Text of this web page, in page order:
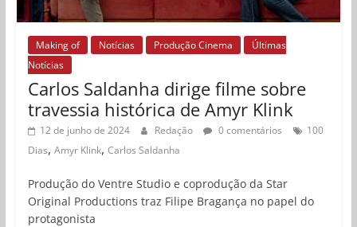
Making of Notícias Produção Cinema
Últimas
Notícias
Carlos Saldanha dirige filme sobre
travessia histórica de Amyr Klink
12 de junho de 2024 Redação 0 comentários
100
Dias, Amyr Klink, Carlos Saldanha
Produção do Ventre Studio e coprodução da Star
Original Productions traz Filipe Bragança no papel do
protagonista